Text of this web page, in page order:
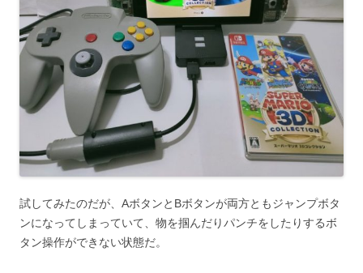
試してみたのだが、AボタンとBボタンが両方ともジャンプボタ
ンになってしまっていて、物を掴んだりパンチをしたりするボ
タン操作ができない状態だ。